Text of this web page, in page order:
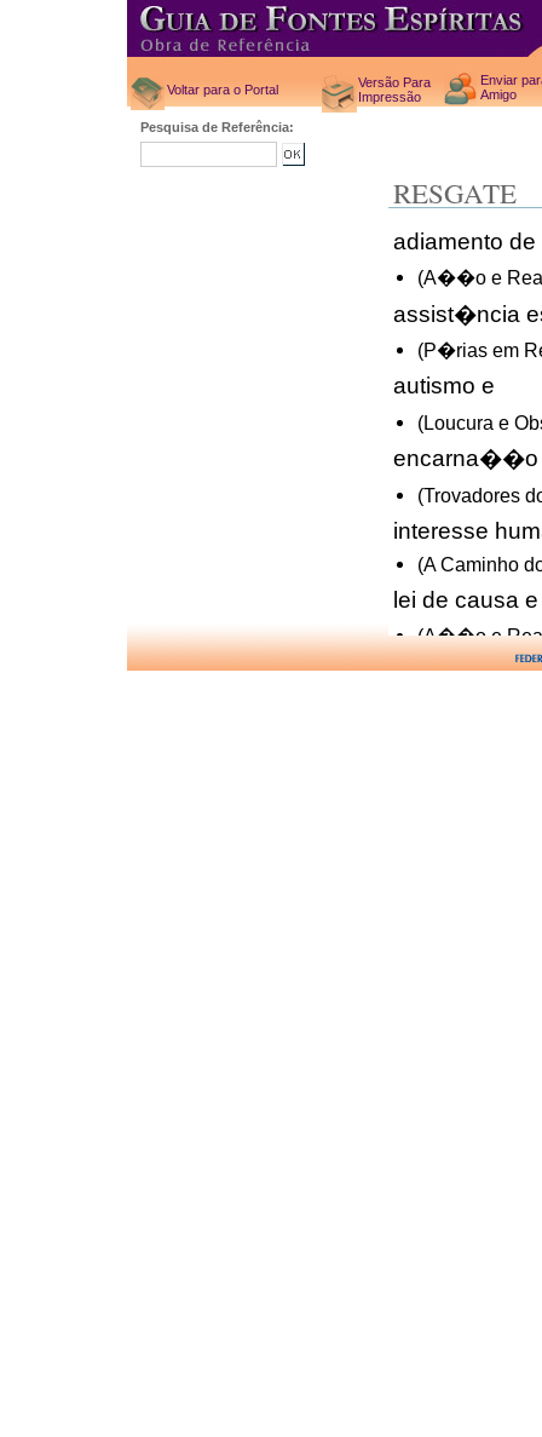
Voltar para o Portal
Versão Para
Impressão
Enviar
Amigo
Pesquisa de Referência:
RESGATE
adiamento de
(A��o e
assist�ncia
(P�rias em
autismo e
(Loucura e
encarna��o
(Trovadores
interesse
(A Caminho
lei de causa
(A��o e
lei de causa